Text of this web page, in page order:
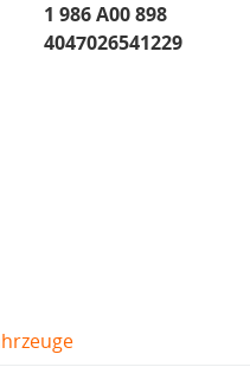
1 986 A00 898
4047026541229